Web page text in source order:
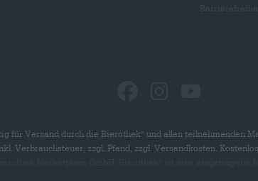
für Versand durch die Bierothek
und allen teilnehmenden
Verbrauchsteuer, zzgl. Pfand, zzgl. Versandkosten.
ist eine eingetragene